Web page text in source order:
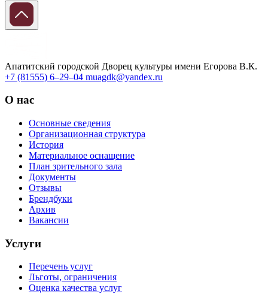
Апатитский городской Дворец культуры имени Егорова В.К.
+7 (81555) 6–29–04 muagdk@yandex.ru
О нас
Основные сведения
Организационная структура
История
Материальное оснащение
План зрительного зала
Документы
Отзывы
Брендбуки
Архив
Вакансии
Услуги
Перечень услуг
Льготы, ограничения
Оценка качества услуг